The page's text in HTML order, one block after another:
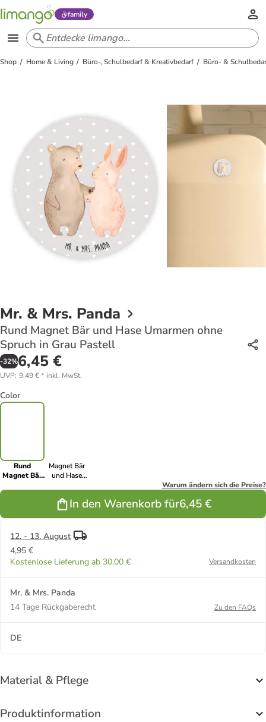
family
Shop Home & Living Büro-, Schulbedarf & Kreativbedarf Büro- &
Mr. & Mrs. Panda
Rund Magnet Bär und Hase Umarmen ohne
Spruch in Grau Pastell
-32%6,45 €
UVP: 9,49 €* inkl. MwSt.
Color
Rund
Magnet Bär
Magnet Bär
und Hase
in Weiß
Warum ändern sich die Preise?
In den Warenkorb für6,45 €
12. - 13. August
4,95 €
Kostenlose Lieferung ab 30,00 €
Versandkosten
Mr. & Mrs. Panda
14 Tage Rückgaberecht
Zu den FAQs
DE
Material & Pflege
Produktinformation